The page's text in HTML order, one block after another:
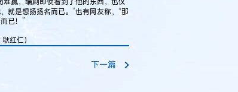
就是想扬扬名而已。”也有网友称，“那
已！”
红仁）
下一篇